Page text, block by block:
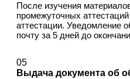
После изучения
промежуточных
аттестации. Уведомление
почту за 5 дней до
05
Выдача документа об